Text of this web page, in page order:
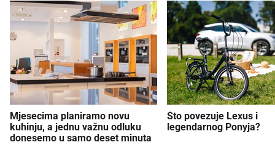
Mjesecima planiramo novu
kuhinju, a jednu važnu odluku
donesemo u samo deset minuta
Što povezuje Lexus i
legendarnog Ponyja?